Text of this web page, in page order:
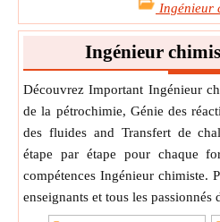
Ingénieur
Ingénieur
Découvrez Important Ingénieur
de la pétrochimie, Génie des
des fluides and Transfert de
étape par étape pour chaque
compétences Ingénieur chimiste.
enseignants et tous les